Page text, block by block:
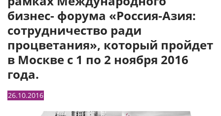
бизнес- форума «Россия-Азия:
сотрудничество ради
процветания», который пройдет
в Москве с 1 по 2 ноября 2016
года.
26.10.2016